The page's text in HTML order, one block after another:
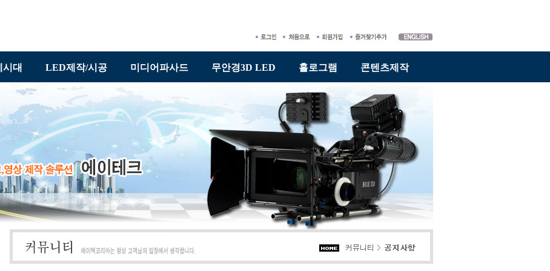
대 LED제작/시공 미디어파사드 무안경3D LED 홀로그램 콘텐츠제작